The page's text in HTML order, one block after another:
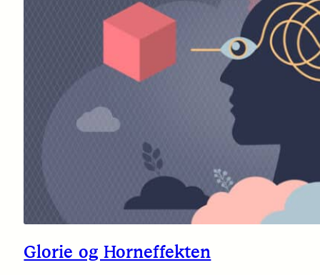
Glorie og Horneffekten